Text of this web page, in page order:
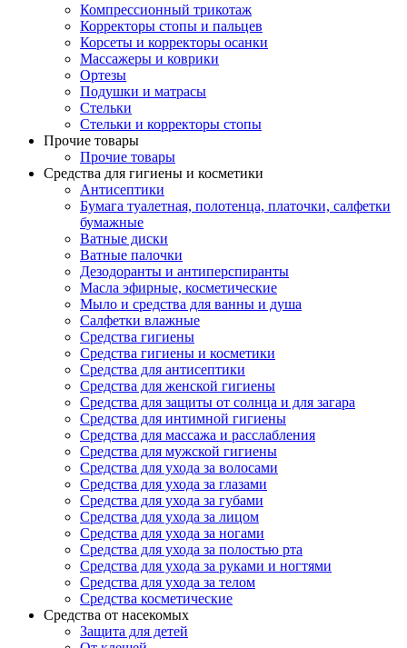
Компрессионный трикотаж
Корректоры стопы и пальцев
Корсеты и корректоры осанки
Массажеры и коврики
Ортезы
Подушки и матрасы
Стельки
Стельки и корректоры стопы
Прочие товары
Прочие товары
Средства для гигиены и косметики
Антисептики
Бумага туалетная, полотенца, платочки, салфетки
бумажные
Ватные диски
Ватные палочки
Дезодоранты и антиперспиранты
Масла эфирные, косметические
Мыло и средства для ванны и душа
Салфетки влажные
Средства гигиены
Средства гигиены и косметики
Средства для антисептики
Средства для женской гигиены
Средства для защиты от солнца и для загара
Средства для интимной гигиены
Средства для массажа и расслабления
Средства для мужской гигиены
Средства для ухода за волосами
Средства для ухода за глазами
Средства для ухода за губами
Средства для ухода за лицом
Средства для ухода за ногами
Средства для ухода за полостью рта
Средства для ухода за руками и ногтями
Средства для ухода за телом
Средства косметические
Средства от насекомых
Защита для детей